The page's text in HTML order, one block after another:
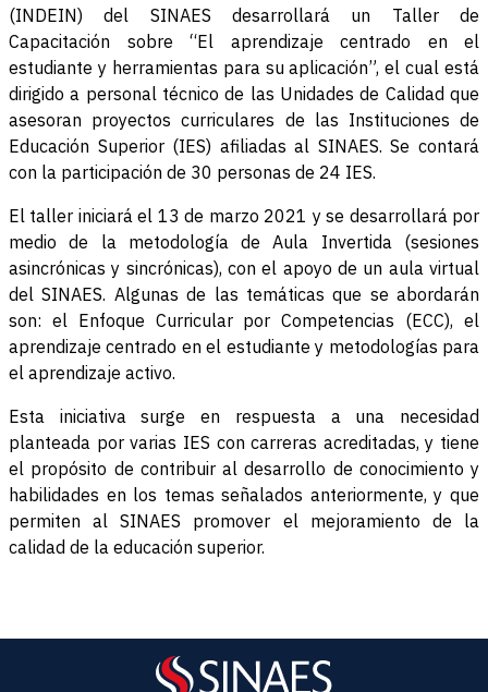
(INDEIN) del SINAES desarrollará un Taller de
Capacitación sobre “El aprendizaje centrado en el
estudiante y herramientas para su aplicación”, el cual está
dirigido a personal técnico de las Unidades de Calidad que
asesoran proyectos curriculares de las Instituciones de
Educación Superior (IES) afiliadas al SINAES. Se contará
con la participación de 30 personas de 24 IES.
El taller iniciará el 13 de marzo 2021 y se desarrollará por
medio de la metodología de Aula Invertida (sesiones
asincrónicas y sincrónicas), con el apoyo de un aula virtual
del SINAES. Algunas de las temáticas que se abordarán
son: el Enfoque Curricular por Competencias (ECC), el
aprendizaje centrado en el estudiante y metodologías para
el aprendizaje activo.
Esta iniciativa surge en respuesta a una necesidad
planteada por varias IES con carreras acreditadas, y tiene
el propósito de contribuir al desarrollo de conocimiento y
habilidades en los temas señalados anteriormente, y que
permiten al SINAES promover el mejoramiento de la
calidad de la educación superior.